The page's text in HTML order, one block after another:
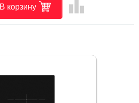
В корзину leaderboard